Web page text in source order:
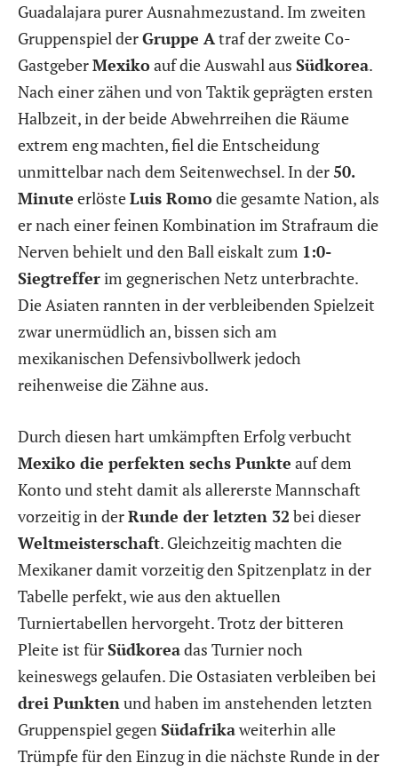
Guadalajara purer Ausnahmezustand. Im zweiten
Gruppenspiel derGruppe Atraf der zweite Co-
GastgeberMexikoauf die Auswahl aus Südkorea.
Nach einer zähen und von Taktik geprägten ersten
Halbzeit, in der beide Abwehrreihen die Räume
extrem eng machten, fiel die Entscheidung
unmittelbar nach dem Seitenwechsel. In der50.
Minute erlösteLuis Romodie gesamte Nation, als
er nach einer feinen Kombination im Strafraum die
Nerven behielt und den Ball eiskalt zum 1:0-
Siegtrefferim gegnerischen Netz unterbrachte.
Die Asiaten rannten in der verbleibenden Spielzeit
zwar unermüdlich an, bissen sich am
mexikanischen Defensivbollwerk jedoch
reihenweise die Zähne aus.
Durch diesen hart umkämpften Erfolg verbucht
Mexiko die perfekten sechs Punkte auf dem
Konto und steht damit als allererste Mannschaft
vorzeitig in derRunde der letzten 32 bei dieser
Weltmeisterschaft. Gleichzeitig machten die
Mexikaner damit vorzeitig den Spitzenplatz in der
Tabelle perfekt, wie aus den aktuellen
Turniertabellen hervorgeht. Trotz der bitteren
Pleite ist fürSüdkoreadas Turnier noch
keineswegs gelaufen. Die Ostasiaten verbleiben bei
drei Punktenund haben im anstehenden letzten
Gruppenspiel gegenSüdafrikaweiterhin alle
Trümpfe für den Einzug in die nächste Runde in der